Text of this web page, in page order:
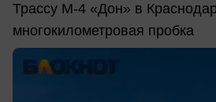
Трассу М-4 «Дон» в
многокилометровая пробка